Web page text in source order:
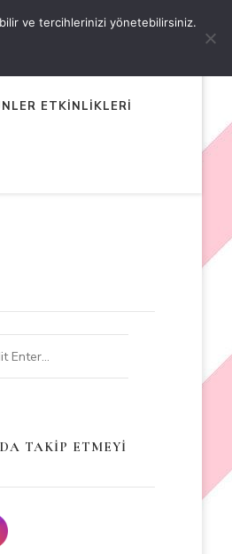
ETKİNLİKLERİ
TAKİP ETMEYİ
ve tercihlerinizi yönetebilirsiniz.